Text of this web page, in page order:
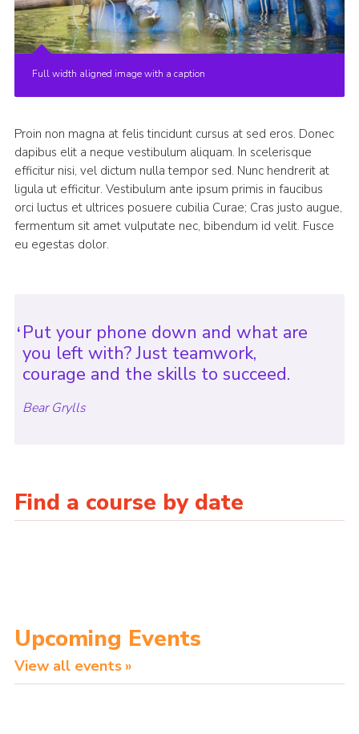
Full width aligned image with a caption
Proin non magna at felis tincidunt cursus at sed eros. Donec
dapibus elit a neque vestibulum aliquam. In scelerisque
efficitur nisi, vel dictum nulla tempor sed. Nunc hendrerit at
ligula ut efficitur. Vestibulum ante ipsum primis in faucibus
orci luctus et ultrices posuere cubilia Curae; Cras justo augue,
fermentum sit amet vulputate nec, bibendum id velit. Fusce
eu egestas dolor.
Put your phone down and what are
you left with? Just teamwork,
courage and the skills to succeed.
Bear Grylls
Find a course by date
Upcoming Events
View all events